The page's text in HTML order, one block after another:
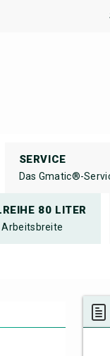
SERVICE
Das Gmatic®-
80 LITER